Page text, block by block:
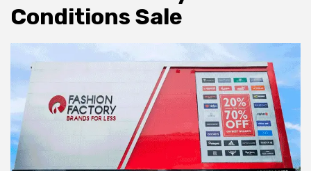
Conditions Sale